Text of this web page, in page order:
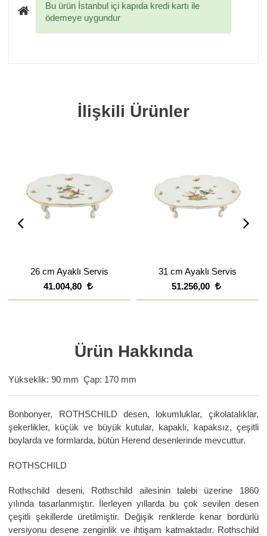
Bu ürün İstanbul içi kapıda kredi kartı ile
ödemeye uygundur
İlişkili Ürünler
26 cm Ayaklı Servis
41.004,80
31 cm Ayaklı Servis
51.256,00
Ürün Hakkında
Yükseklik: 90 mm Çap: 170 mm
Bonbonyer, ROTHSCHILD desen, lokumluklar, çikolatalıklar,
şekerlikler, küçük ve büyük kutular, kapaklı, kapaksız, çeşitli
boylarda ve formlarda, bütün Herend desenlerinde mevcuttur.
ROTHSCHILD
Rothschild deseni, Rothschild ailesinin talebi üzerine 1860
yılında tasarlanmıştır. İlerleyen yıllarda bu çok sevilen desen
çeşitli şekillerde üretilmiştir. Değişik renklerde kenar bordürlü
versiyonu desene zenginlik ve ihtişam katmaktadır. Rothschild